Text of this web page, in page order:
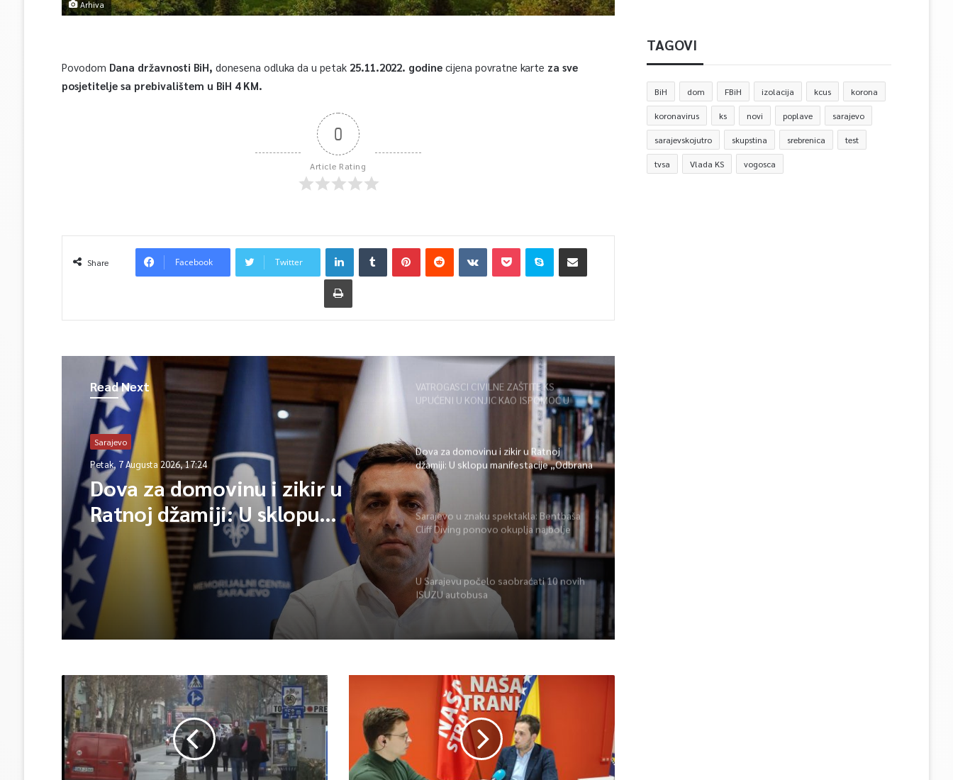
Arhiva
Povodom Dana državnosti BiH, donesena odluka da u petak 25.11.2022. godinecijena povratne karte za sve
posjetitelje sa prebivalištem u BiH 4 KM.
0
Article Rating
Share Facebook Twitter
Read Next
Sarajevo
Petak, 7 Augusta 2026, 17:24
Dova za domovinu i zikir u
Ratnoj džamiji: U sklopu
manifestacije „Odbrana BiH –
Igman 2026“ odana počast
herojima
VATROGASCI CIVILNE ZAŠTITE KS
UPUĆENI U KONJIC KAO ISPOMOĆ U
Dova za domovinu i zikir u Ratnoj
džamiji: U sklopu manifestacije „Odbrana
BiH – Igman 2026“ odana počast
herojima
Sarajevo u znaku spektakla: Bentbaša
Cliff Diving ponovo okuplja najbolje
skakače i vrhunsku zabavu
U Sarajevu počelo saobraćati 10 novih
ISUZU autobusa
TAGOVI
BiH dom FBiH izolacija kcus korona
koronavirus ks novi poplave sarajevo
sarajevskojutro skupstina srebrenica test
tvsa Vlada KS vogosca